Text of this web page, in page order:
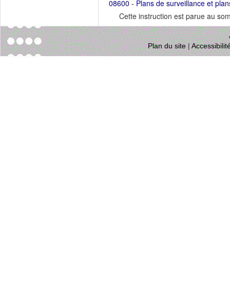
08600 - Plans de surveillance et
Cette instruction est parue au
Plan du site|